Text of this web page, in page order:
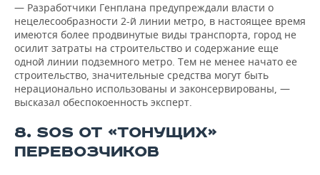
— Разработчики Генплана предупреждали власти о
нецелесообразности 2-й линии метро, в настоящее время
имеются более продвинутые виды транспорта, город не
осилит затраты на строительство и содержание еще
одной линии подземного метро. Тем не менее начато ее
строительство, значительные средства могут быть
нерационально использованы и законсервированы, —
высказал обеспокоенность эксперт.
8. SOS ОТ «ТОНУЩИХ»
ПЕРЕВОЗЧИКОВ